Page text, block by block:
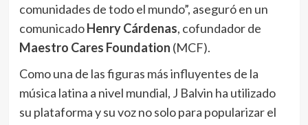
comunidades de todo el mundo”, aseguró en un
comunicadoHenry Cárdenas, cofundador de
Maestro Cares Foundation (MCF).
Como una de las figuras más influyentes de la
música latina a nivel mundial, J Balvin ha utilizado
su plataforma y su voz no solo para popularizar el